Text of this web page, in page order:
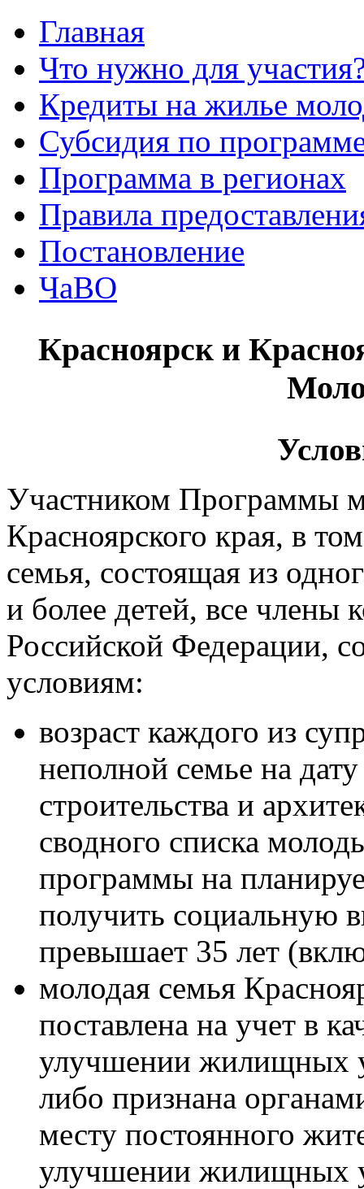
Главная
Что нужно для
Кредиты на жилье
Субсидия по
Программа в регионах
Правила
Постановление
ЧаВО
Красноярск и
Участником Программы
Красноярского края, в
семья, состоящая из
и более детей, все члены
Российской Федерации,
условиям:
возраст каждого из
неполной семье на
строительства и
сводного списка
программы на
получить социальную
превышает 35 лет
молодая семья
поставлена на учет в
улучшении жилищных
либо признана
месту постоянного
улучшении жилищных